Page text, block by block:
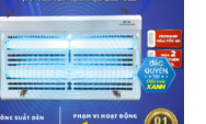
HẾT HÀNG